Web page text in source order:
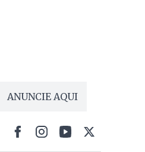
ANUNCIE AQUI